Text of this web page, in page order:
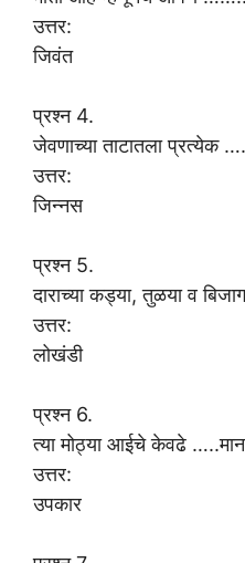
उत्तर:
जिवंत
प्रश्न 4.
जेवणाच्या ताटातला प्रत्येक
उत्तर:
जिन्नस
प्रश्न 5.
दाराच्या कड्या, तुळया व
उत्तर:
लोखंडी
प्रश्न 6.
त्या मोठ्या आईचे केवढे
उत्तर:
उपकार